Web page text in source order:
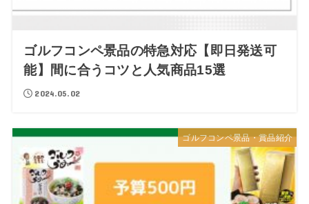
ゴルフコンペ景品の特急対応【即日発送可
能】間に合うコツと人気商品15選
2024.05.02
ゴルフコンペ景品・賞品紹介